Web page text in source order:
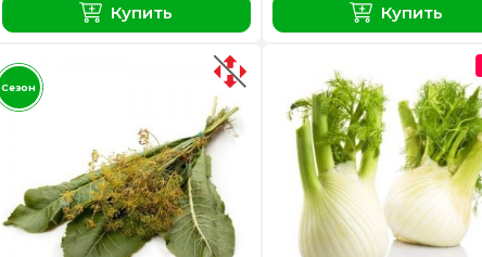
Купить Купить
Сезон